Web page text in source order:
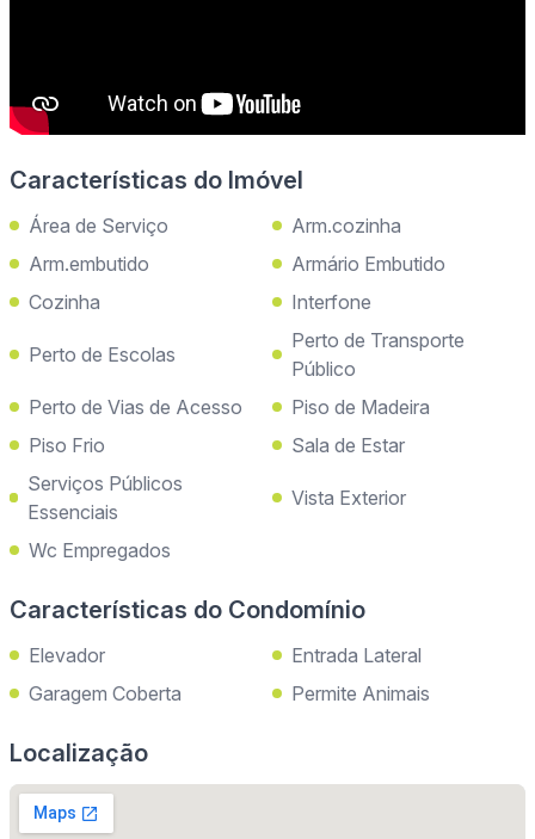
Características do Imóvel
Área de Serviço
Arm.cozinha
Arm.embutido
Armário Embutido
Cozinha
Interfone
Perto de Escolas
Perto de Transporte
Público
Perto de Vias de Acesso
Piso de Madeira
Piso Frio
Sala de Estar
Serviços Públicos
Essenciais
Vista Exterior
Wc Empregados
Características do Condomínio
Elevador
Entrada Lateral
Garagem Coberta
Permite Animais
Localização